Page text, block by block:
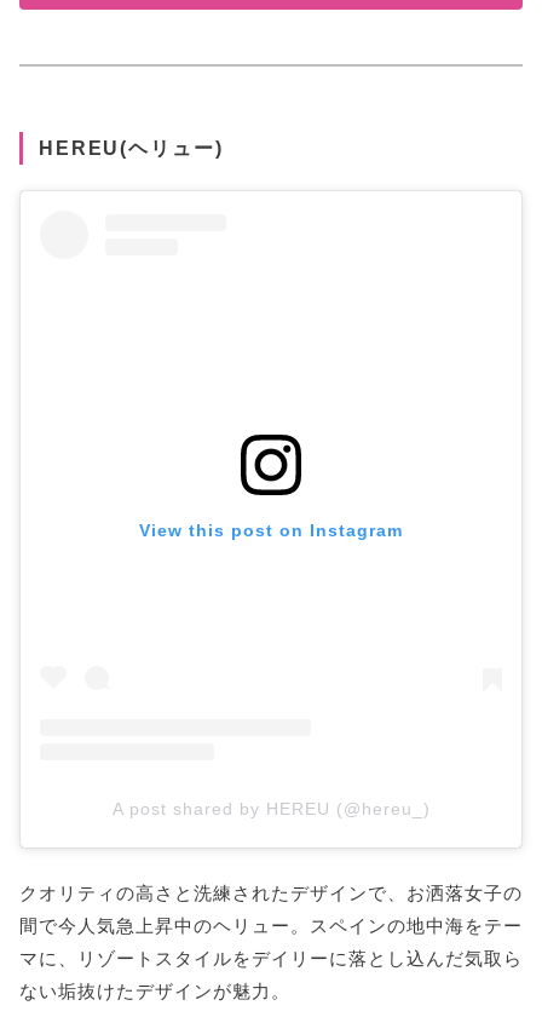
HEREU(ヘリュー)
View this post on Instagram
A post shared by HEREU (@hereu_)
クオリティの高さと洗練されたデザインで、お洒落女子の
間で今人気急上昇中のヘリュー。スペインの地中海をテー
マに、リゾートスタイルをデイリーに落とし込んだ気取ら
ない垢抜けたデザインが魅力。